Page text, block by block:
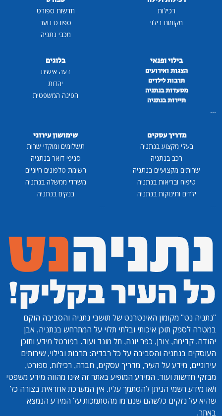
רכילות
מקומות בילוי
חדשות ספורט
ספורט נוער
מכבי נתניה
בילוי ופנאי
הצגות ואירועים
תרבות לילדים
מסעדות בנתניה
תיירות בנתניה
...
בלוגים
דעה אישית
יהדות
הפינה המשפטית
מדריך עסקים
בעלי מקצוע בנתניה
רכב בנתניה
שרותים מקצועיים בנתניה
טיפוח ובריאות בנתניה
ילדים ותינוקות בנתניה
...
שימושון עירוני
תשלומים ומוקדי שרות
סניפי דואר בנתניה
רשימת טלפונים חיוניים
משרדי ממשלה בנתניה
בנקים בנתניה
...
"נתניה נט" מקומון האינטרנט של תושבי נתניה והסביבה הוקם
במטרה לספק תוכן איכותי ובלתי תלוי על המתרחש בנתניה, אבן
יהודה, קדימה, צורן, כפר יונה, תל מונד ועוד. בפורטל מידע ותוכן
העוסקים בנתניה והסביבה על כל רבדיה: תרבות ובילוי, שירותים
עירוניים, מידע על העיר, מדריך עסקים, חברה, רכילות, ספורט,
מבזקי חדשות ועוד. המידע המופיע באתר זה אינו מהווה מידע משפטי
ו/או מידע רשמי הניתן להסתמך עליו. אין המערכת אחראית בצורה כל
שהיא על נזקים כלשהם שנגרמו מהסתמכות על המידע הנמצא
באתר.